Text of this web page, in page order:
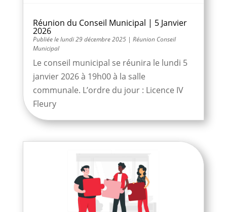
Réunion du Conseil Municipal | 5 Janvier
2026
lundi 29 décembre 2025| Réunion Conseil
Municipal
Le conseil municipal se réunira le lundi 5
janvier 2026 à 19h00 à la salle
communale. L’ordre du jour : Licence IV
Fleury